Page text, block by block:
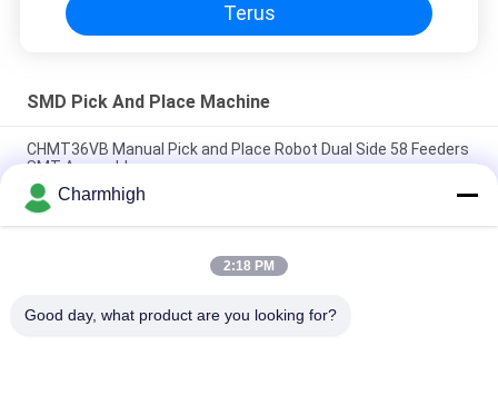
Terus
SMD Pick And Place Machine
CHMT36VB Manual Pick and Place Robot Dual Side 58 Feeders
SMT Assembly
2 Kepala 58 Pengumpan CHMT48VB Benchtop SMD Pilih dan
Tempatkan Robot All in one Chip Mounter
Kompak Industri SMD Pick and Place Machine TC06 Chip
Charmhigh
2:18 PM
Good day, what product are you looking for?